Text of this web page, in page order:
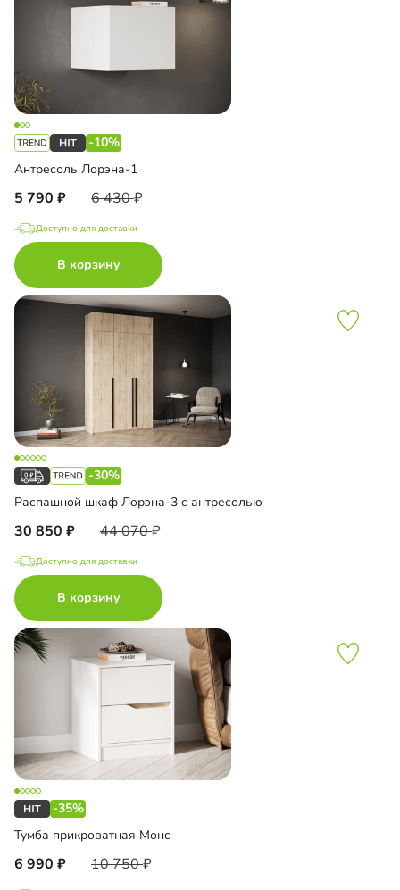
-10%
Антресоль Лорэна-1
5 790 6 430
Доступно для доставки
В корзину
-30%
Распашной шкаф Лорэна-3 с антресолью
30 850 44 070
Доступно для доставки
В корзину
-35%
Тумба прикроватная Монс
6 990 10 750